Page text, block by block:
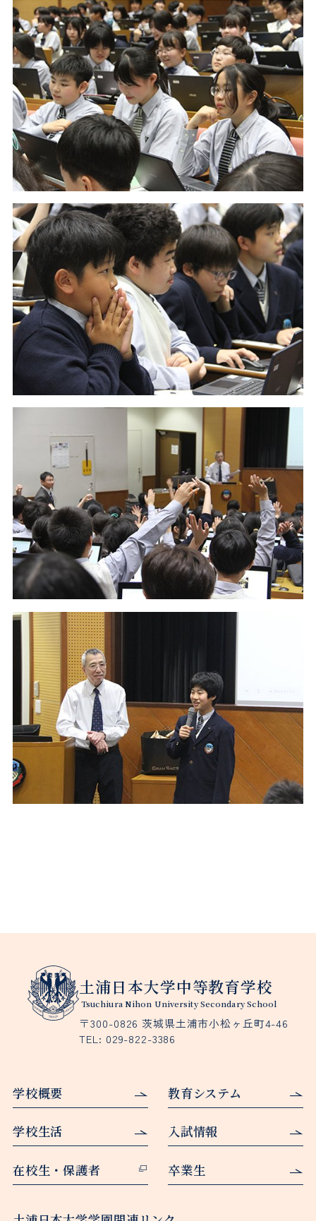
土浦日本大学中等教育学校
Tsuchiura Nihon University Secondary School
〒300-0826 茨城県土浦市小松ヶ丘町4-46
TEL: 029-822-3386
学校概要 教育システム
学校生活 入試情報
在校生・保護者 卒業生